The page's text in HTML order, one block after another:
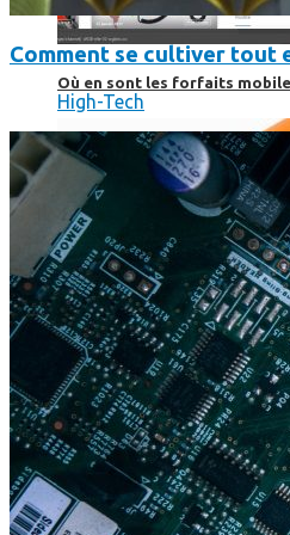
Où en sont les forfaits
SmartPhone
Comment se cultiver tout
High-Tech